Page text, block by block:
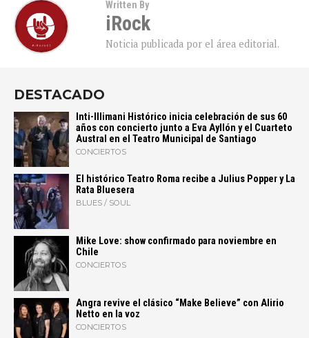
Written By
iRock
Noticia publicada por el área editorial.
DESTACADO
Inti-Illimani Histórico inicia celebración de sus 60
años con concierto junto a Eva Ayllón y el Cuarteto
Austral en el Teatro Municipal de Santiago
CONCIERTOS
El histórico Teatro Roma recibe a Julius Popper y La
Rata Bluesera
BLUES / SOUL
Mike Love: show confirmado para noviembre en
Chile
CONCIERTOS
Angra revive el clásico “Make Believe” con Alirio
Netto en la voz
CONCIERTOS